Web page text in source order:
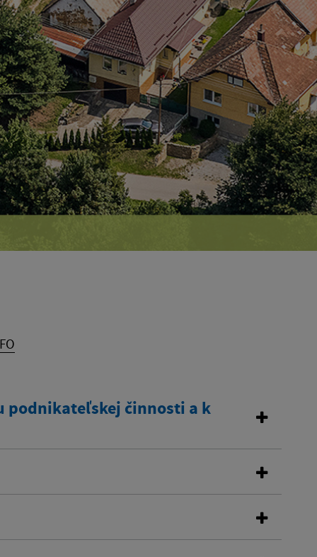
podnikateľskej činnosti a k